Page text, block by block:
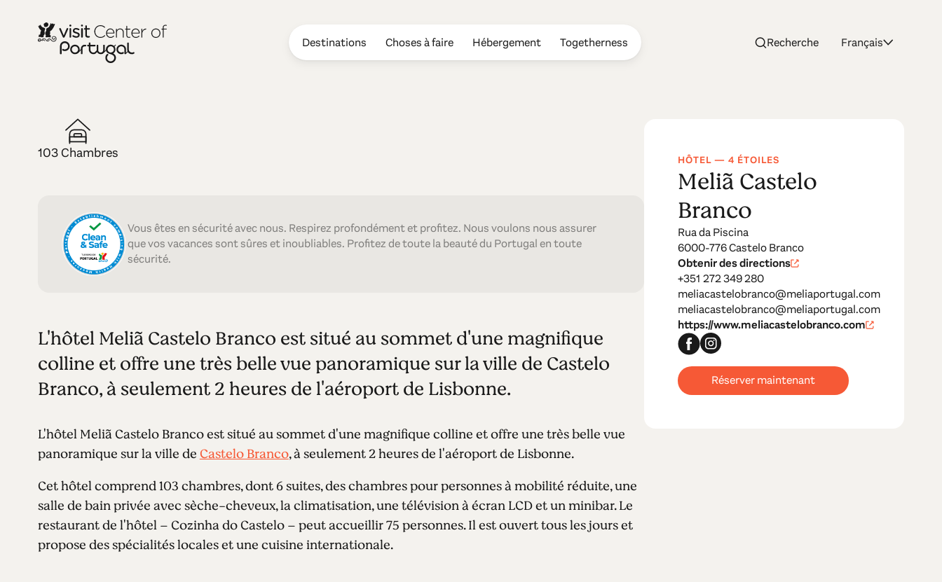
Destinations Choses à faire Hébergement Togetherness Recherche Français
HÔTEL — 4 ÉTOILES
Meliã Castelo Branco
103 Chambres
Vous êtes en sécurité avec nous. Respirez profondément et profitez. Nous voulons nous assurer
que vos vacances sont sûres et inoubliables. Profitez de toute la beauté du Portugal en toute
sécurité.
L'hôtel Meliã Castelo Branco est situé au sommet d'une magnifique
colline et offre une très belle vue panoramique sur la ville de Castelo
Branco, à seulement 2 heures de l'aéroport de Lisbonne.
L'hôtel Meliã Castelo Branco est situé au sommet d'une magnifique colline et offre une très belle vue
panoramique sur la ville de Castelo Branco, à seulement 2 heures de l'aéroport de Lisbonne.
Cet hôtel comprend 103 chambres, dont 6 suites, des chambres pour personnes à mobilité réduite, une
salle de bain privée avec sèche-cheveux, la climatisation, une télévision à écran LCD et un minibar. Le
restaurant de l'hôtel – Cozinha do Castelo – peut accueillir 75 personnes. Il est ouvert tous les jours et
propose des spécialités locales et une cuisine internationale.
HÔTEL — 4 ÉTOILES
Meliã Castelo
Branco
Rua da Piscina
6000-776 Castelo Branco
Obtenir des directions
+351 272 349 280
meliacastelobranco@meliaportugal.com
meliacastelobranco@meliaportugal.com
https://www.meliacastelobranco.com
Réserver maintenant